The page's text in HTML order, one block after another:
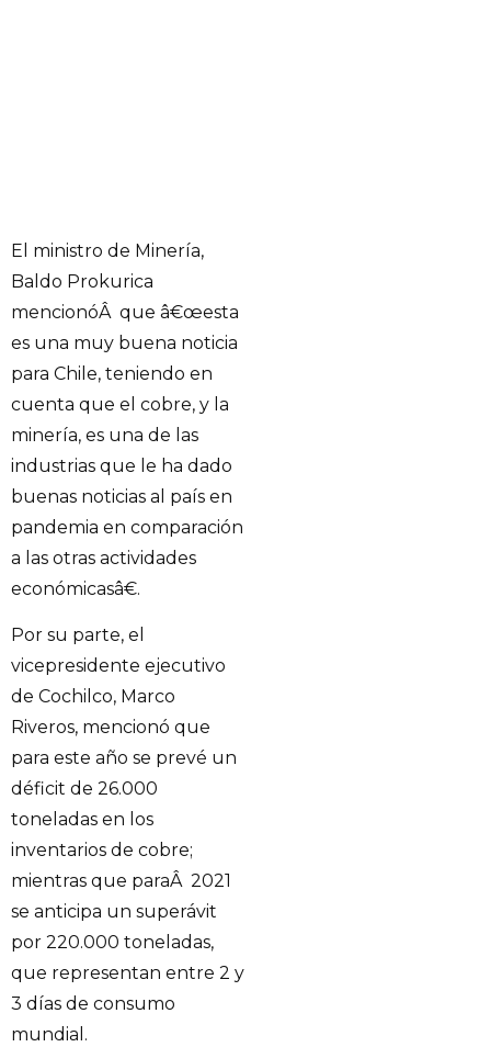
El ministro de Minería,
Baldo Prokurica
mencionóÂ que â€œesta
es una muy buena noticia
para Chile, teniendo en
cuenta que el cobre, y la
minería, es una de las
industrias que le ha dado
buenas noticias al país en
pandemia en comparación
a las otras actividades
económicasâ€.
Por su parte, el
vicepresidente ejecutivo
de Cochilco, Marco
Riveros, mencionó que
para este año se prevé un
déficit de 26.000
toneladas en los
inventarios de cobre;
mientras que paraÂ 2021
se anticipa un superávit
por 220.000 toneladas,
que representan entre 2 y
3 días de consumo
mundial.